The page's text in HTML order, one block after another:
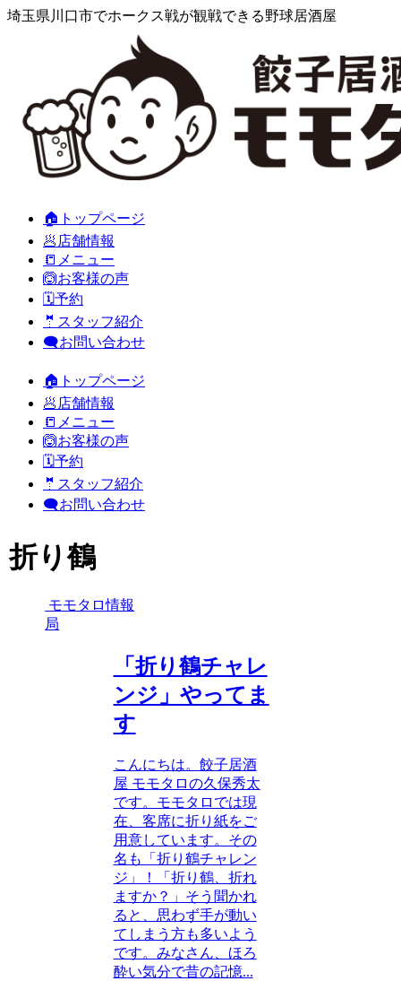
埼玉県川口市でホークス戦が観戦できる野球居酒屋
🏠トップページ
🥟店舗情報
📒メニュー
🙆お客様の声
🗓️予約
🤵スタッフ紹介
🗨️お問い合わせ
🏠トップページ
🥟店舗情報
📒メニュー
🙆お客様の声
🗓️予約
🤵スタッフ紹介
🗨️お問い合わせ
折り鶴
モモタロ情報
局
「折り鶴チャレ
ンジ」やってま
す
こんにちは。餃子居酒
屋 モモタロの久保秀太
です。モモタロでは現
在、客席に折り紙をご
用意しています。その
名も「折り鶴チャレン
ジ」！「折り鶴、折れ
ますか？」そう聞かれ
ると、思わず手が動い
てしまう方も多いよう
です。みなさん、ほろ
酔い気分で昔の記憶...